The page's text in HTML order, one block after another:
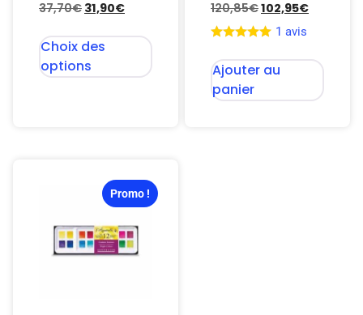
37,70€ 31,90€
Choix des
options
120,85€102,95€
1 avis
Ajouter au
panier
Promo !